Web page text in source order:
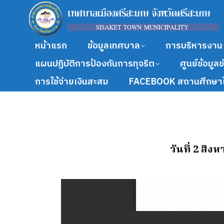
หน้าแรก ข้อมูลเทศบาล การบริหารงาน
แผนปฏิบัติการป้องกันการทุจริต
ศูนย์ข้อมูล
การใช้จ่ายเงินสะสม
FACEBOOK สถานศึกษ
วันที่ 2 สิงห